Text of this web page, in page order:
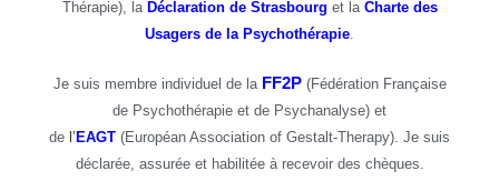
Thérapie), la Déclaration de Strasbourg et la Charte des
Usagers de la Psychothérapie.
Je suis membre individuel de la FF2P(Fédération Française
de Psychothérapie et de Psychanalyse) et
de l’ EAGT (Européan Association of Gestalt-Therapy). Je suis
déclarée, assurée et habilitée à recevoir des chèques.